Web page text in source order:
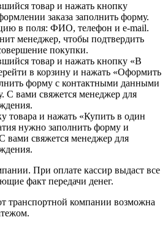
товар и нажать кнопку
заказа заполнить форму.
в поля: ФИО, телефон и e-mail.
менеджер, чтобы подтвердить
покупки.
товар и нажать кнопку «В
в корзину и нажать «Оформить
форму с контактными данными
С вами свяжется менеджер для
товара и нажать «Купить в один
нужно заполнить форму и
вами свяжется менеджер для
При оплате кассир выдаст все
факт передачи денег.
транспортной компании возможна